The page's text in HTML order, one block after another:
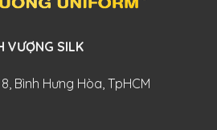
VƯỢNG SILK
Bình Hưng Hòa, TpHCM